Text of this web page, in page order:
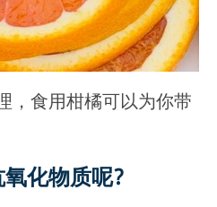
，食用柑橘可以为你带
化物质呢?